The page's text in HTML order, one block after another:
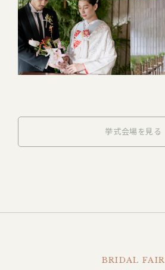
挙式会場を見る
BRIDAL FAIR